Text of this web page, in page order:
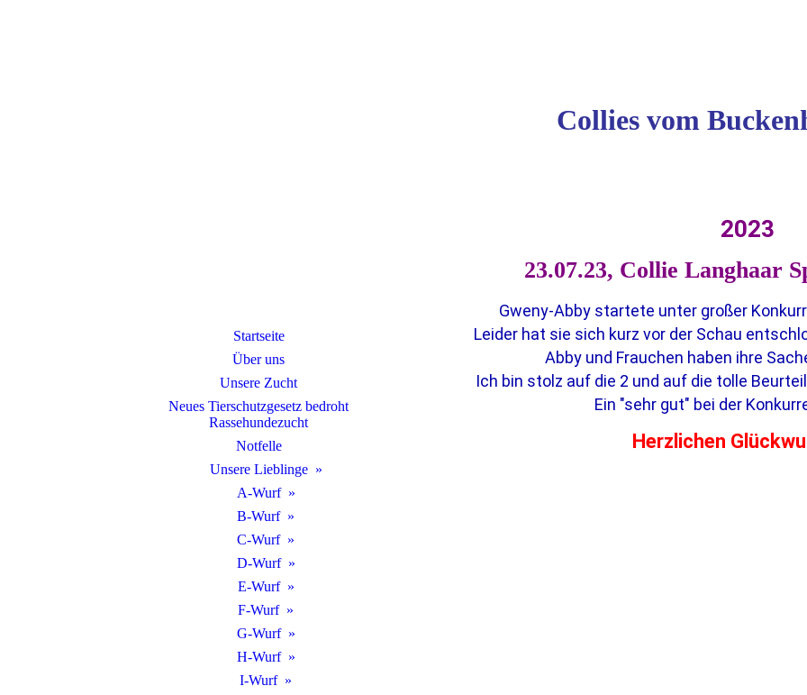
Startseite
Über uns
Unsere Zucht
Neues Tierschutzgesetz bedroht
Rassehundezucht
Notfelle
Unsere Lieblinge
A-Wurf
B-Wurf
C-Wurf
D-Wurf
E-Wurf
F-Wurf
G-Wurf
H-Wurf
I-Wurf
Collies vom
2023
23.07.23, Collie Langhaar
Gweny-Abbystartete unter großer
Leider hat sie sich kurz vor der Schau
Abby und Frauchen haben ihre
Ich bin stolz auf die 2 und auf die tolle
Ein "sehr gut" bei der
Herzlichen